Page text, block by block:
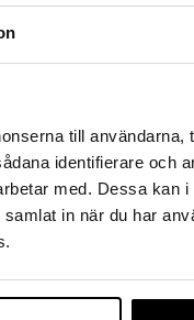
till användarna,
identifierare och
med. Dessa kan
in när du har
AV
logotypen är symbolen